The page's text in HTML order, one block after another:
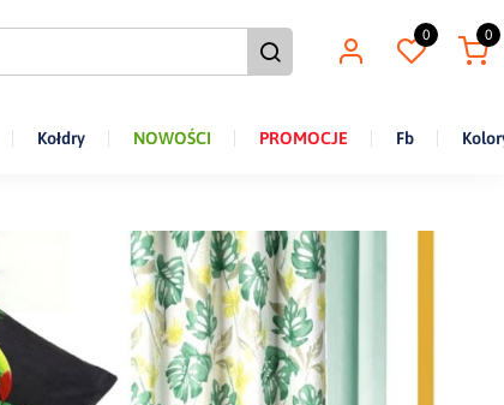
0 0
Kołdry NOWOŚCI PROMOCJE Fb